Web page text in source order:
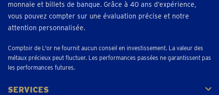
monnaie et billets de banque. Grâce à 40 ans d’expérience,
vous pouvez compter sur une évaluation précise et notre
attention personnalisée.
Comptoir de L'or ne fournit aucun conseil en investissement. La valeur des
métaux précieux peut fluctuer. Les performances passées ne garantissent pas
les performances futures.
SERVICES